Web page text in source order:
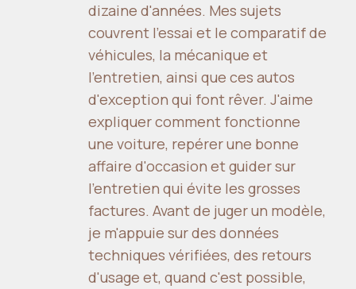
dizaine d'années. Mes sujets
couvrent l'essai et le comparatif de
véhicules, la mécanique et
l'entretien, ainsi que ces autos
d'exception qui font rêver. J'aime
expliquer comment fonctionne
une voiture, repérer une bonne
affaire d'occasion et guider sur
l'entretien qui évite les grosses
factures. Avant de juger un modèle,
je m'appuie sur des données
techniques vérifiées, des retours
d'usage et, quand c'est possible,